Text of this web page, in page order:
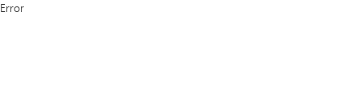
Error